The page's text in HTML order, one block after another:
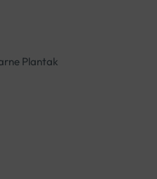
Plantak